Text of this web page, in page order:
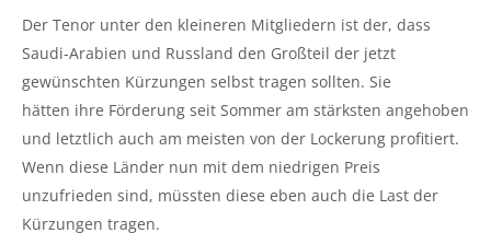
Der Tenor unter den kleineren Mitgliedern ist der, dass
Saudi-Arabien und Russland den Großteil der jetzt
gewünschten Kürzungen selbst tragen sollten. Sie
hätten ihre Förderung seit Sommer am stärksten angehoben
und letztlich auch am meisten von der Lockerung profitiert.
Wenn diese Länder nun mit dem niedrigen Preis
unzufrieden sind, müssten diese eben auch die Last der
Kürzungen tragen.